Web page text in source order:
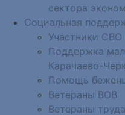
сектора
Социальная
Участники
Поддержка
Карачаево-
Помощь
Ветераны ВОВ
Ветераны труда